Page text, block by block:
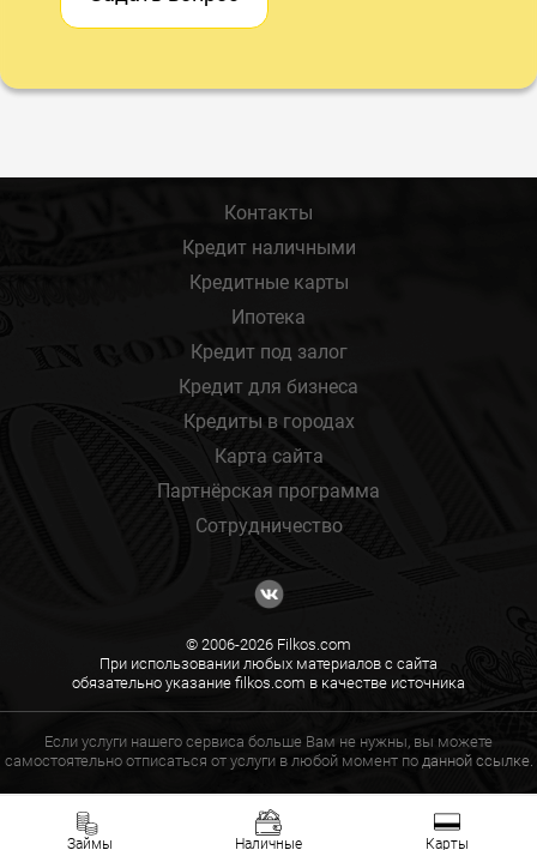
Займы Наличные Карты
Контакты
Кредит наличными
Кредитные карты
Ипотека
Кредит под залог
Кредит для бизнеса
Кредиты в городах
Карта сайта
Партнёрская программа
Сотрудничество
© 2006-2026 Filkos.com
При использовании любых материалов с сайта
обязательно указание filkos.com в качестве источника
Если услуги нашего сервиса больше Вам не нужны, вы можете
самостоятельно отписаться от услуги в любой момент по данной ссылке.